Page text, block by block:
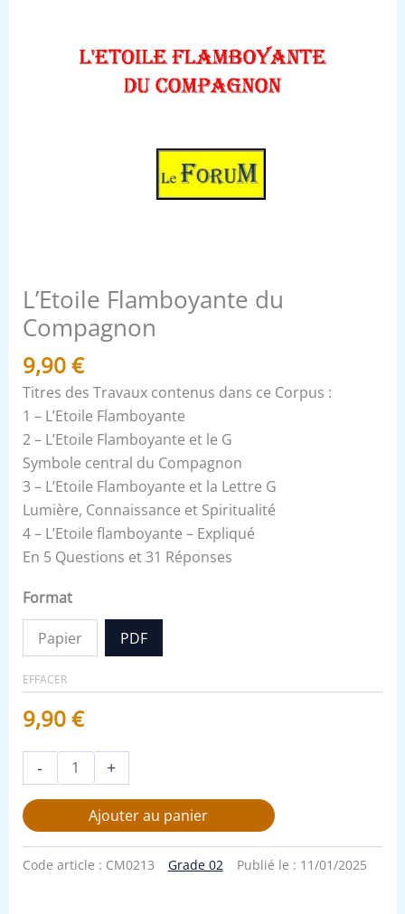
L’Etoile Flamboyante du
Compagnon
9,90€
Titres des Travaux contenus dans ce Corpus :
1 – L’Etoile Flamboyante
2 – L’Etoile Flamboyante et le G
Symbole central du Compagnon
3 – L’Etoile Flamboyante et la Lettre G
Lumière, Connaissance et Spiritualité
4 – L’Etoile flamboyante – Expliqué
En 5 Questions et 31 Réponses
Format
Papier PDF
EFFACER
9,90€
- +
Ajouter au panier
Code article : CM0213 Grade 02 Publié le : 11/01/2025